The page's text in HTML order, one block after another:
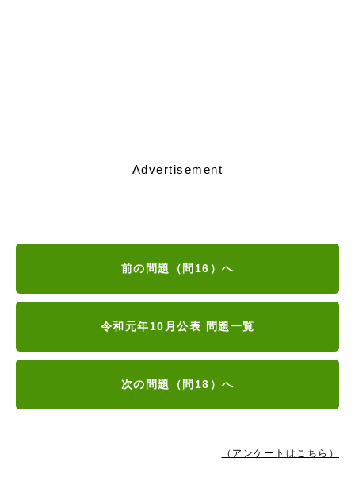
Advertisement
前の問題（問16）へ
令和元年10月公表 問題一覧
次の問題（問18）へ
（アンケートはこちら）